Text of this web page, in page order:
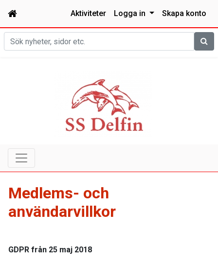
Aktiviteter Logga in Skapa konto
Sök
Medlems- och
användarvillkor
GDPR från 25 maj 2018